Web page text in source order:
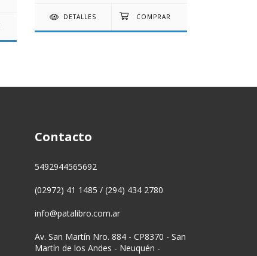
DETALLES
Contacto
5492944565692
(02972) 41 1485 / (294) 434 2780
info@patalibro.com.ar
Av. San Martín Nro. 884 - CP8370 - San
Martín de los Andes - Neuquén -